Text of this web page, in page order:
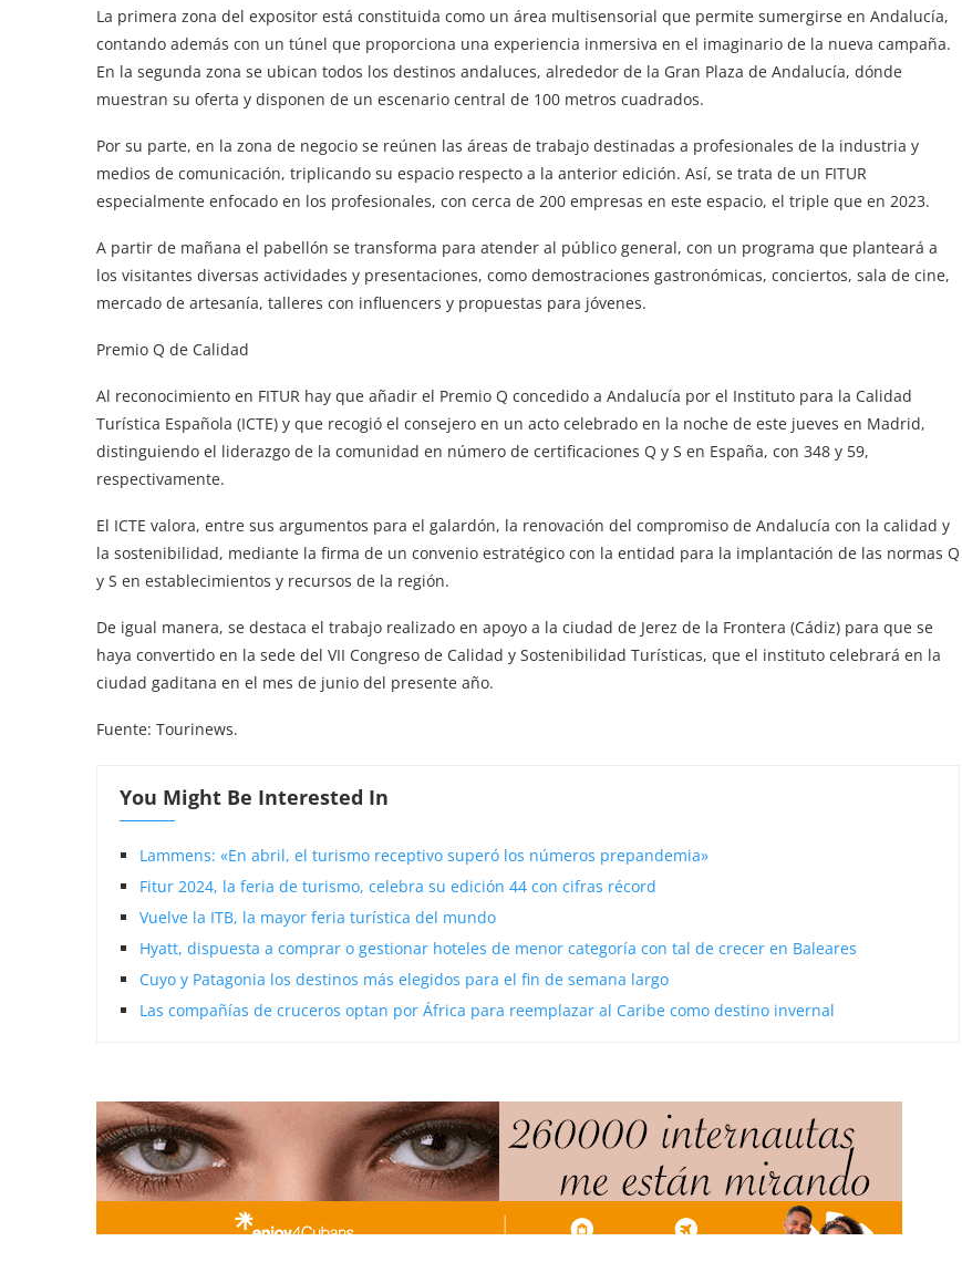
La primera zona del expositor está constituida como un área multisensorial que permite sumergirse en Andalucía,
contando además con un túnel que proporciona una experiencia inmersiva en el imaginario de la nueva campaña.
En la segunda zona se ubican todos los destinos andaluces, alrededor de la Gran Plaza de Andalucía, dónde
muestran su oferta y disponen de un escenario central de 100 metros cuadrados.
Por su parte, en la zona de negocio se reúnen las áreas de trabajo destinadas a profesionales de la industria y
medios de comunicación, triplicando su espacio respecto a la anterior edición. Así, se trata de un FITUR
especialmente enfocado en los profesionales, con cerca de 200 empresas en este espacio, el triple que en 2023.
A partir de mañana el pabellón se transforma para atender al público general, con un programa que planteará a
los visitantes diversas actividades y presentaciones, como demostraciones gastronómicas, conciertos, sala de cine,
mercado de artesanía, talleres con influencers y propuestas para jóvenes.
Premio Q de Calidad
Al reconocimiento en FITUR hay que añadir el Premio Q concedido a Andalucía por el Instituto para la Calidad
Turística Española (ICTE) y que recogió el consejero en un acto celebrado en la noche de este jueves en Madrid,
distinguiendo el liderazgo de la comunidad en número de certificaciones Q y S en España, con 348 y 59,
respectivamente.
El ICTE valora, entre sus argumentos para el galardón, la renovación del compromiso de Andalucía con la calidad y
la sostenibilidad, mediante la firma de un convenio estratégico con la entidad para la implantación de las normas Q
y S en establecimientos y recursos de la región.
De igual manera, se destaca el trabajo realizado en apoyo a la ciudad de Jerez de la Frontera (Cádiz) para que se
haya convertido en la sede del VII Congreso de Calidad y Sostenibilidad Turísticas, que el instituto celebrará en la
ciudad gaditana en el mes de junio del presente año.
Fuente: Tourinews.
You Might Be Interested In
Lammens: «En abril, el turismo receptivo superó los números prepandemia»
Fitur 2024, la feria de turismo, celebra su edición 44 con cifras récord
Vuelve la ITB, la mayor feria turística del mundo
Hyatt, dispuesta a comprar o gestionar hoteles de menor categoría con tal de crecer en Baleares
Cuyo y Patagonia los destinos más elegidos para el fin de semana largo
Las compañías de cruceros optan por África para reemplazar al Caribe como destino invernal